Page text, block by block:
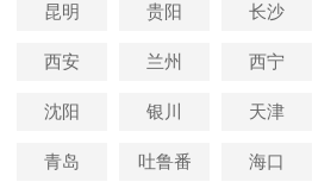
昆明 贵阳 长沙
西安 兰州 西宁
沈阳 银川 天津
青岛 吐鲁番 海口